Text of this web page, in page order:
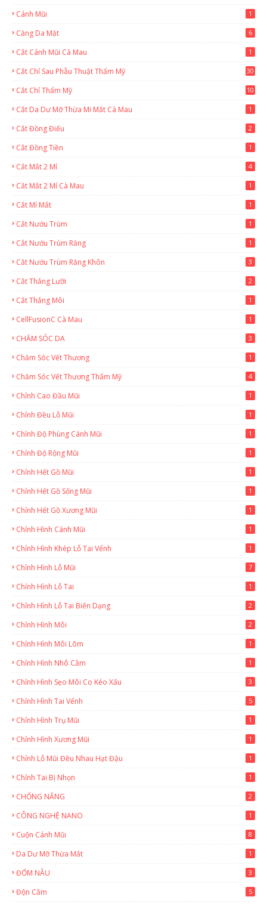
Cánh Mũi 1
Căng Da Mặt 6
Cắt Cánh Mũi Cà Mau 1
Cắt Chỉ Sau Phẫu Thuật Thẩm Mỹ 30
Cắt Chỉ Thẩm Mỹ 10
Cắt Da Dư Mỡ Thừa Mi Mắt Cà Mau 1
Cắt Đồng Điếu 2
Cắt Đồng Tiền 1
Cắt Mắt 2 Mí 4
Cắt Mắt 2 Mí Cà Mau 1
Cắt Mí Mắt 1
Cắt Nướu Trùm 1
Cắt Nướu Trùm Răng 1
Cắt Nướu Trùm Răng Khôn 3
Cắt Thắng Lưỡi 2
Cắt Thắng Môi 1
CellFusionC Cà Mau 1
CHĂM SÓC DA 3
Chăm Sóc Vết Thương 1
Chăm Sóc Vết Thương Thẩm Mỹ 4
Chỉnh Cao Đầu Mũi 1
Chỉnh Đều Lỗ Mũi 1
Chỉnh Độ Phùng Cánh Mũi 1
Chỉnh Độ Rộng Mũi 1
Chỉnh Hết Gồ Mũi 1
Chỉnh Hết Gồ Sống Mũi 1
Chỉnh Hết Gồ Xương Mũi 1
Chỉnh Hình Cánh Mũi 1
Chỉnh Hình Khép Lỗ Tai Vểnh 1
Chỉnh Hình Lỗ Mũi 7
Chỉnh Hình Lỗ Tai 1
Chỉnh Hình Lỗ Tai Biến Dạng 2
Chỉnh Hình Môi 2
Chỉnh Hình Môi Lõm 1
Chỉnh Hình Nhô Cằm 1
Chỉnh Hình Sẹo Môi Co Kéo Xấu 3
Chỉnh Hình Tai Vểnh 5
Chỉnh Hình Trụ Mũi 1
Chỉnh Hình Xương Mũi 1
Chỉnh Lỗ Mũi Đều Nhau Hạt Đậu 1
Chỉnh Tai Bị Nhọn 1
CHỐNG NẮNG 2
CÔNG NGHỆ NANO 1
Cuộn Cánh Mũi 8
Da Dư Mỡ Thừa Mắt 1
ĐỐM NÂU 3
Độn Cằm 5